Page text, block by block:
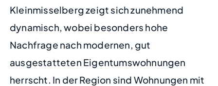
Kleinmisselberg zeigt sich zunehmend
dynamisch, wobei besonders hohe
Nachfrage nach modernen, gut
ausgestatteten Eigentumswohnungen
herrscht. In der Region sind Wohnungen mit